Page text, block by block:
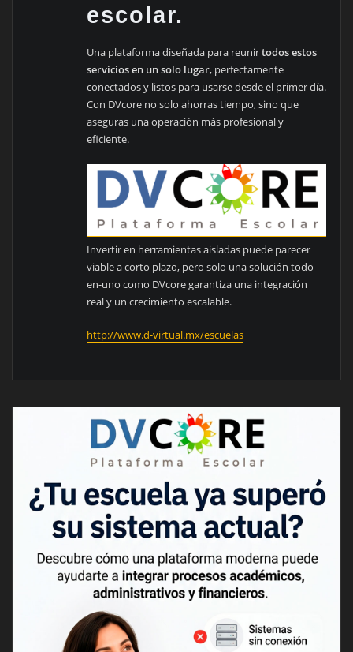
escolar.
Una plataforma diseñada para reunirtodos estos
servicios en un solo lugar, perfectamente
conectados y listos para usarse desde el primer día.
Con DVcore no solo ahorras tiempo, sino que
aseguras una operación más profesional y
eficiente.
Invertir en herramientas aisladas puede parecer
viable a corto plazo, pero solo una solución todo-
en-uno como DVcore garantiza una integración
real y un crecimiento escalable.
http://www.d-virtual.mx/escuelas